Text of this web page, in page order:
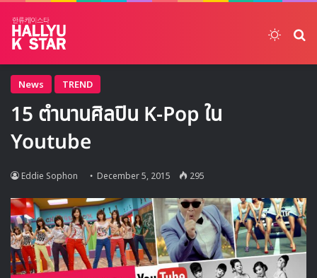
News TREND
15 ตำนานศิลปิน K-Pop ใน
Youtube
Eddie Sophon December 5, 2015 295